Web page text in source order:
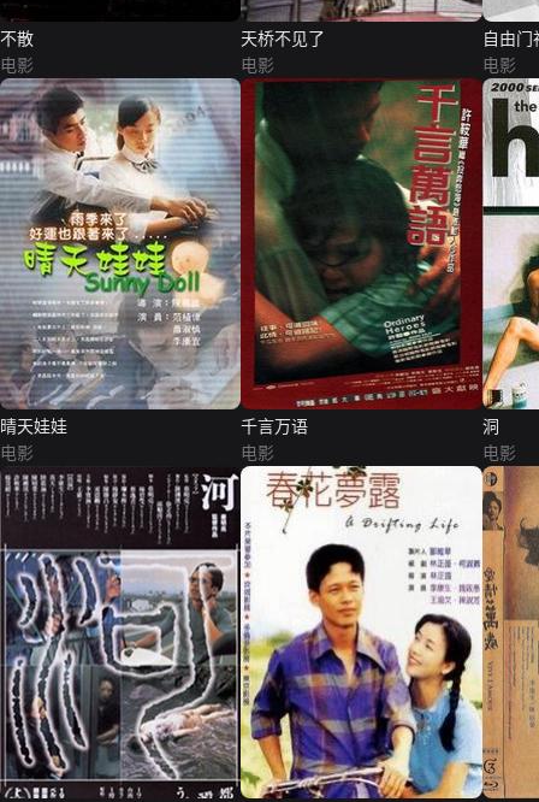
不散
电影
天桥不见了
电影
自由门
电影
晴天娃娃
电影
千言万语
电影
洞
电影